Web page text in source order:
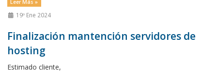
Leer Más »
19º Ene 2024
Finalización mantención servidores de
hosting
Estimado cliente,